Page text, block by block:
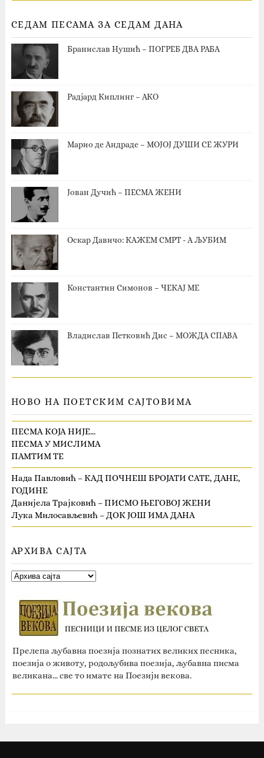
СЕДАМ ПЕСАМА ЗА СЕДАМ ДАНА
Бранислав Нушић – ПОГРЕБ ДВА РАБА
Радјард Киплинг – АКО
Марио де Андраде – МОЈОЈ ДУШИ СЕ ЖУРИ
Јован Дучић – ПЕСМА ЖЕНИ
Оскар Давичо‎: КАЖЕМ СМРТ - А ЉУБИМ
Константин Симонов – ЧЕКАЈ МЕ
Владислав Петковић Дис – МОЖДА СПАВА
НОВО НА ПОЕТСКИМ САЈТОВИМА
ПЕСМА КОЈА НИЈЕ…
ПЕСМА У МИСЛИМА
ПАМТИМ ТЕ
Нада Павловић – КАД ПОЧНЕШ БРОЈАТИ САТЕ, ДАНЕ,
ГОДИНЕ
Данијела Трајковић – ПИСМО ЊЕГОВОЈ ЖЕНИ
Лука Милосављевић – ДОК ЈОШ ИМА ДАНА
АРХИВА САЈТА
Прелепа љубавна поезија познатих великих песника,
поезија о животу, родољубива поезија, љубавна писма
великана... све то имате на Поезији векова.